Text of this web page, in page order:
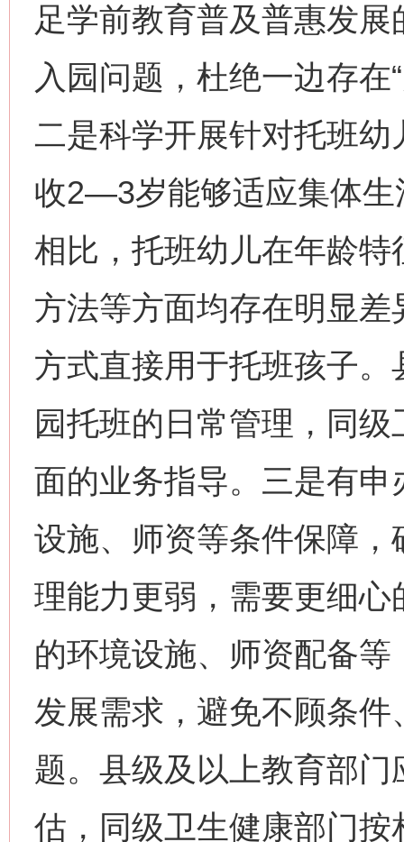
足学前教育普及普惠发
入园问题，杜绝一边存在
二是科学开展针对托班
收2—3岁能够适应集体
相比，托班幼儿在年龄
方法等方面均存在明显
方式直接用于托班孩子
园托班的日常管理，同
面的业务指导。三是有
设施、师资等条件保障
理能力更弱，需要更细
的环境设施、师资配备
发展需求，避免不顾条
题。县级及以上教育部
估，同级卫生健康部门